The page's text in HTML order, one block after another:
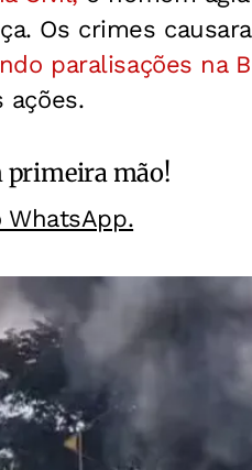
Os crimes
paralisações na
ações.
primeira mão!
WhatsApp.